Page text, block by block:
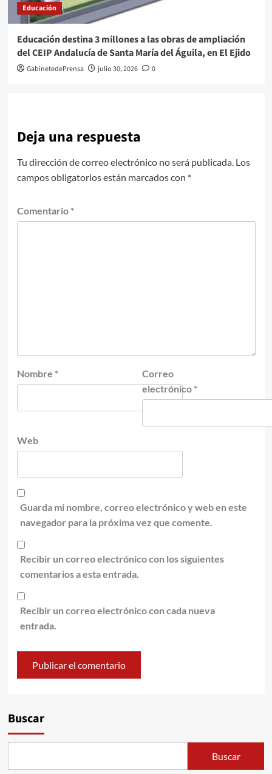
Educación
Educación destina 3 millones a las obras de ampliación
del CEIP Andalucía de Santa María del Águila, en El Ejido
GabinetedePrensa julio 30, 2026 0
Deja una respuesta
Tu dirección de correo electrónico no será publicada. Los
campos obligatorios están marcados con *
Comentario *
Nombre *
Correo
electrónico *
Web
Guarda mi nombre, correo electrónico y web en este
navegador para la próxima vez que comente.
Recibir un correo electrónico con los siguientes
comentarios a esta entrada.
Recibir un correo electrónico con cada nueva
entrada.
Buscar
Buscar